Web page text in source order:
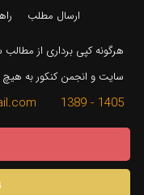
ارسال مطلب
هرگونه کپی برداری از
سایت و انجمن کنکور به هیچ
1405 - 1389 konkur.in@gmail.com